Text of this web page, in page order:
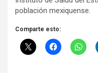
población mexiquense.
Comparte esto: